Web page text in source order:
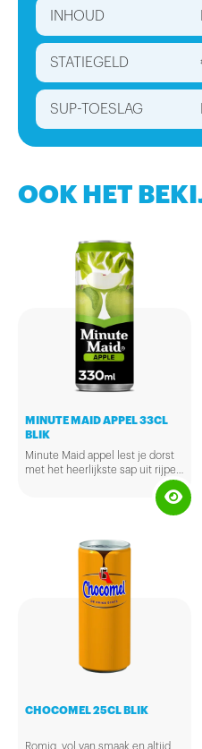
INHOUD
STATIEGELD
SUP-TOESLAG
OOK HET
MINUTE MAID APPEL 33CL
BLIK
Minute Maid appel lest je dorst
met het heerlijkste sap uit rijpe
verfrissende porte fruitsap voor
sapconcentraat, ongezoet.
CHOCOMEL 25CL BLIK
Romig, vol van smaak en altijd